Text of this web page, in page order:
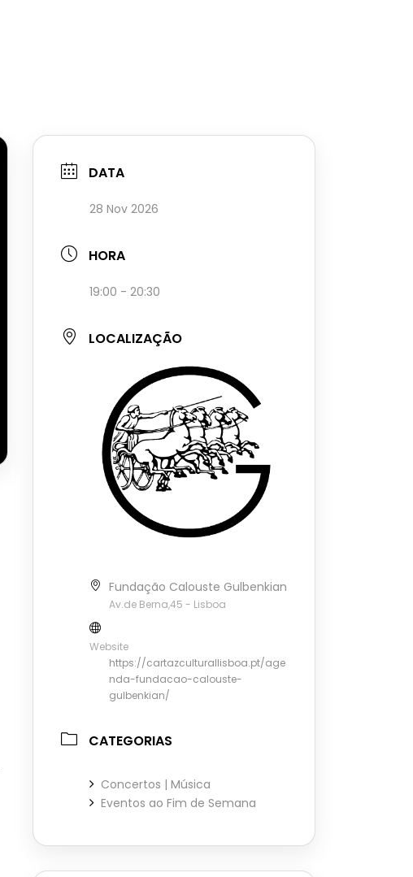
DATA
28 Nov 2026
HORA
19:00 - 20:30
LOCALIZAÇÃO
Fundação Calouste Gulbenkian
Av.de Berna,45 - Lisboa
Website
https://cartazculturallisboa.pt/age
nda-fundacao-calouste-
gulbenkian/
CATEGORIAS
Concertos | Música
Eventos ao Fim de Semana